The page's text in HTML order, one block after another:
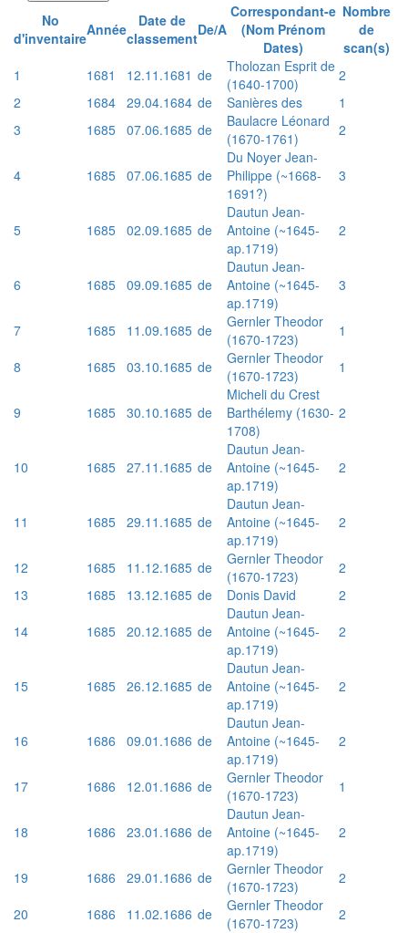
No
d'inventaireAnnée
Date de
classementDe/A
Correspondant-e
(Nom Prénom
Dates)
Nombre
de
scan(s)
1
1681 12.11.1681 de
Tholozan Esprit de
(1640-1700)
2
2
1684 29.04.1684 de Sanières des
1
3
1685 07.06.1685 de
Baulacre Léonard
(1670-1761)
2
4 1685 07.06.1685 de
Du Noyer Jean-
Philippe (~1668-
1691?)
3
5 1685 02.09.1685 de
Dautun Jean-
Antoine (~1645-
ap.1719)
2
6 1685 09.09.1685 de
Dautun Jean-
Antoine (~1645-
ap.1719)
3
7 1685 11.09.1685 de
Gernler Theodor
(1670-1723)
1
8
1685 03.10.1685 de
Gernler Theodor
(1670-1723)
1
9 1685 30.10.1685 de
Micheli du Crest
Barthélemy (1630-
1708)
2
10 1685 27.11.1685 de
Dautun Jean-
Antoine (~1645-
ap.1719)
2
11 1685 29.11.1685 de
Dautun Jean-
Antoine (~1645-
ap.1719)
2
12 1685 11.12.1685 de
Gernler Theodor
(1670-1723)
2
13
1685 13.12.1685 de Donis David
2
14
1685 20.12.1685 de
Dautun Jean-
Antoine (~1645-
ap.1719)
2
15 1685 26.12.1685 de
Dautun Jean-
Antoine (~1645-
ap.1719)
2
16 1686 09.01.1686 de
Dautun Jean-
Antoine (~1645-
ap.1719)
2
17 1686 12.01.1686 de
Gernler Theodor
(1670-1723)
1
18 1686 23.01.1686 de
Dautun Jean-
Antoine (~1645-
ap.1719)
2
19 1686 29.01.1686 de
Gernler Theodor
(1670-1723)
2
20
1686 11.02.1686 de
Gernler Theodor
(1670-1723)
2